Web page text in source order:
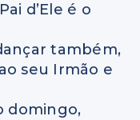
d’Ele é o
também,
seu Irmão e
domingo,